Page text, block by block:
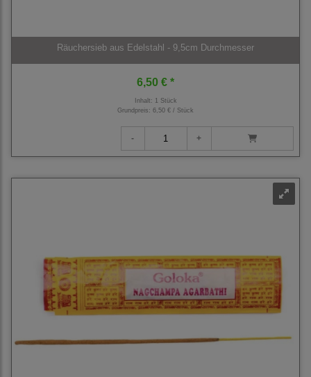
Räuchersieb aus Edelstahl - 9,5cm Durchmesser
6,50 € *
Inhalt: 1 Stück
Grundpreis: 6,50 € / Stück